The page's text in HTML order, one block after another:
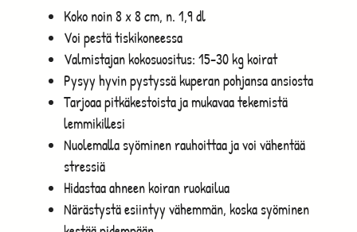
Koko noin 8 x 8 cm, n. 1,9 dl
Voi pestä tiskikoneessa
Valmistajan kokosuositus: 15-30 kg koirat
Pysyy hyvin pystyssä kuperan pohjansa ansiosta
Tarjoaa pitkäkestoista ja mukavaa tekemistä
lemmikillesi
Nuolemalla syöminen rauhoittaa ja voi vähentää
stressiä
Hidastaa ahneen koiran ruokailua
Närästystä esiintyy vähemmän, koska syöminen